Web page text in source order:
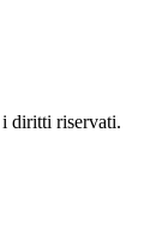
diritti riservati.